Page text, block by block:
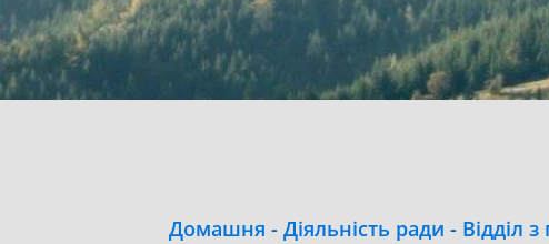
Домашня - Діяльність ради - Відділ